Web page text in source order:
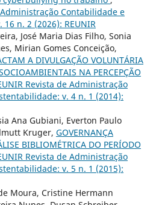
Administração Contabilidade e
n. 2 (2026): REUNIR
José Maria Dias Filho, Sonia
Mirian Gomes Conceição,
A DIVULGAÇÃO VOLUNTÁRIA
NA PERCEPÇÃO
Revista de Administração
v. 4 n. 1 (2014):
Ana Gubiani, Everton Paulo
Kruger, GOVERNANÇA
BIBLIOMÉTRICA DO PERÍODO
Revista de Administração
v. 5 n. 1 (2015):
Moura, Cristine Hermann